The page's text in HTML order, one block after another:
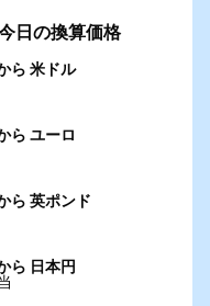
日の換算価格
ら 米ドル
ら ユーロ
ら 英ポンド
ら 日本円